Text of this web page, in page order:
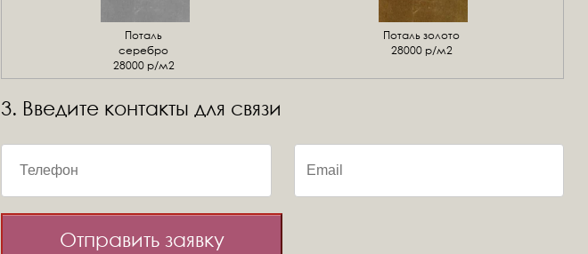
Поталь
серебро
28000 р/м2
Поталь золото
28000 р/м2
3. Введите контакты для связи
Отправить заявку